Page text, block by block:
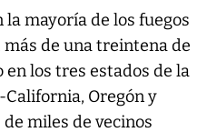
mayoría de los fuegos
más de una treintena de
los tres estados de la
California, Oregón y
miles de vecinos